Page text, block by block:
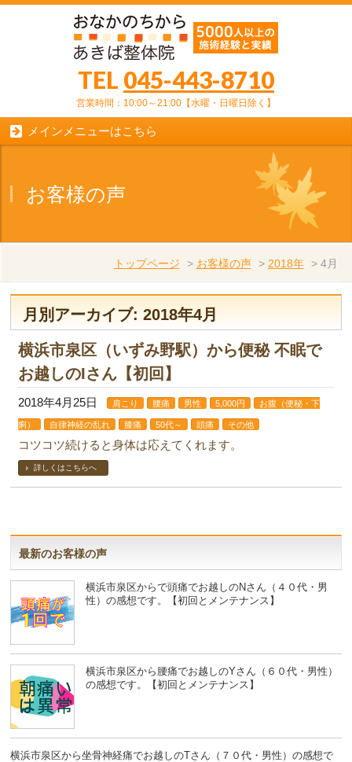
TEL 045-443-8710
営業時間：10:00～21:00【水曜・日曜日除く】
メインメニューはこちら
お客様の声
トップページ > お客様の声 > 2018年 > 4月
月別アーカイブ: 2018年4月
横浜市泉区（いずみ野駅）から便秘 不眠で
お越しのIさん【初回】
2018年4月25日 肩こり 腰痛 男性 5,000円 お腹（便秘・下
痢） 自律神経の乱れ 膝痛 50代～ 頭痛 その他
コツコツ続けると身体は応えてくれます。
詳しくはこちらへ
最新のお客様の声
横浜市泉区からで頭痛でお越しのNさん（４０代・男
性）の感想です。【初回とメンテナンス】
横浜市泉区から腰痛でお越しのYさん（６０代・男性）
の感想です。【初回とメンテナンス】
横浜市泉区から坐骨神経痛でお越しのTさん（７０代・男性）の感想で